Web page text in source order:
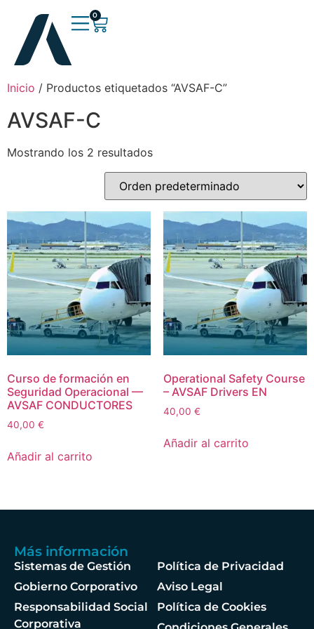
0
Inicio / Productos etiquetados “AVSAF-C”
AVSAF-C
Mostrando los 2 resultados
Curso de formación en
Seguridad Operacional —
AVSAF CONDUCTORES
40,00 €
Añadir al carrito
Operational Safety Course
– AVSAF Drivers EN
40,00 €
Añadir al carrito
Más información
Sistemas de Gestión
Gobierno Corporativo
Responsabilidad Social
Corporativa
Política de Privacidad
Aviso Legal
Política de Cookies